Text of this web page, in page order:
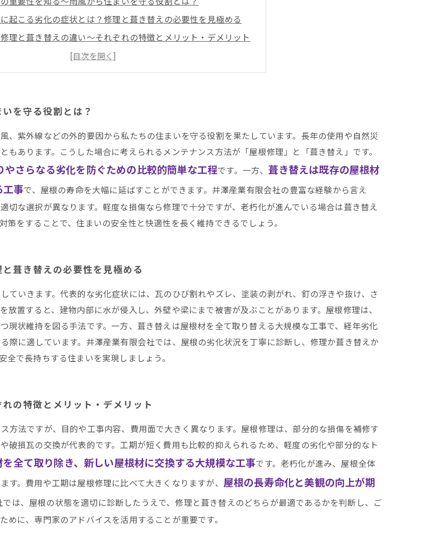
起こる劣化の症状とは？修理と葺き替えの必要性を見極める
理と葺き替えの違い～それぞれの特徴とメリット・デメリット
メンテナンス選びのポイント～屋根の状態に応じた判断基準
適な住まいを守るための最良の屋根メンテナンスとは？
紹介～屋根修理と葺き替えで変わる住まいの未来
を守る役割とは？
、紫外線などの外的要因から私たちの住まいを守る役割を果たしています。長年の使用や自然災
あります。こうした場合に考えられるメンテナンス方法が「屋根修理」と「葺き替え」です。
さらなる劣化を防ぐための比較的簡単な工程です。一方、葺き替えは既存の屋根材
工事で、屋根の寿命を大幅に延ばすことができます。井澤産業有限会社の豊富な経験から言え
切な選択が異なります。軽度な損傷なら修理で十分ですが、老朽化が進んでいる場合は葺き替え
をすることで、住まいの安全性と快適性を長く維持できるでしょう。
葺き替えの必要性を見極める
ていきます。代表的な劣化症状には、瓦のひび割れやズレ、塗装の剥がれ、釘の浮きや抜け、さ
放置すると、建物内部に水が侵入し、外壁や梁にまで被害が及ぶことがあります。屋根修理は、
現状維持を図る手法です。一方、葺き替えは屋根材を全て取り替える大規模な工事で、経年劣化
際に適しています。井澤産業有限会社では、屋根の劣化状況を丁寧に診断し、修理か葺き替えか
で長持ちする住まいを実現しましょう。
の特徴とメリット・デメリット
方法ですが、目的や工事内容、費用面で大きく異なります。屋根修理は、部分的な損傷を補修す
破損瓦の交換が代表的です。工期が短く費用も比較的抑えられるため、軽度の劣化や部分的なト
全て取り除き、新しい屋根材に交換する大規模な工事です。老朽化が進み、屋根全体
。費用や工期は屋根修理に比べて大きくなりますが、 屋根の長寿命化と美観の向上が期
は、屋根の状態を適切に診断したうえで、修理と葺き替えのどちらが最適であるかを判断し、ご
に、専門家のアドバイスを活用することが重要です。